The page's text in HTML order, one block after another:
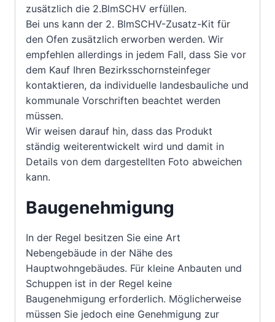
zusätzlich die 2.BlmSCHV erfüllen.
Bei uns kann der 2. BlmSCHV-Zusatz-Kit für
den Ofen zusätzlich erworben werden. Wir
empfehlen allerdings in jedem Fall, dass Sie vor
dem Kauf Ihren Bezirksschornsteinfeger
kontaktieren, da individuelle landesbauliche und
kommunale Vorschriften beachtet werden
müssen.
Wir weisen darauf hin, dass das Produkt
ständig weiterentwickelt wird und damit in
Details von dem dargestellten Foto abweichen
kann.
Baugenehmigung
In der Regel besitzen Sie eine Art
Nebengebäude in der Nähe des
Hauptwohngebäudes. Für kleine Anbauten und
Schuppen ist in der Regel keine
Baugenehmigung erforderlich. Möglicherweise
müssen Sie jedoch eine Genehmigung zur